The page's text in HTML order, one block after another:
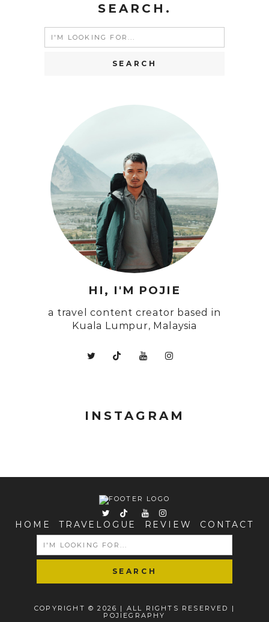
SEARCH.
Search
for:
HI, I'M POJIE
a travel content creator based in
Kuala Lumpur, Malaysia
INSTAGRAM
HOME TRAVELOGUE REVIEW CONTACT
SEARCH
COPYRIGHT © 2026 | ALL RIGHTS RESERVED |
POJIEGRAPHY